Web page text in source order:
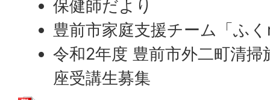
保健師だより
豊前市家庭支援チーム「ふ
令和2年度 豊前市外二町清
座受講生募集